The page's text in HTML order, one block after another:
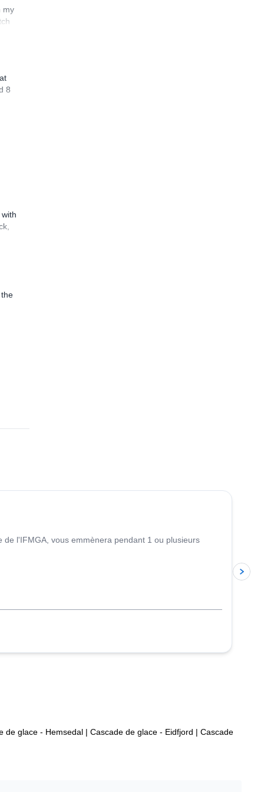
my
8
l'IFMGA, vous emmènera pendant 1 ou plusieurs
de glace - Hemsedal | Cascade de glace - Eidfjord | Cascade